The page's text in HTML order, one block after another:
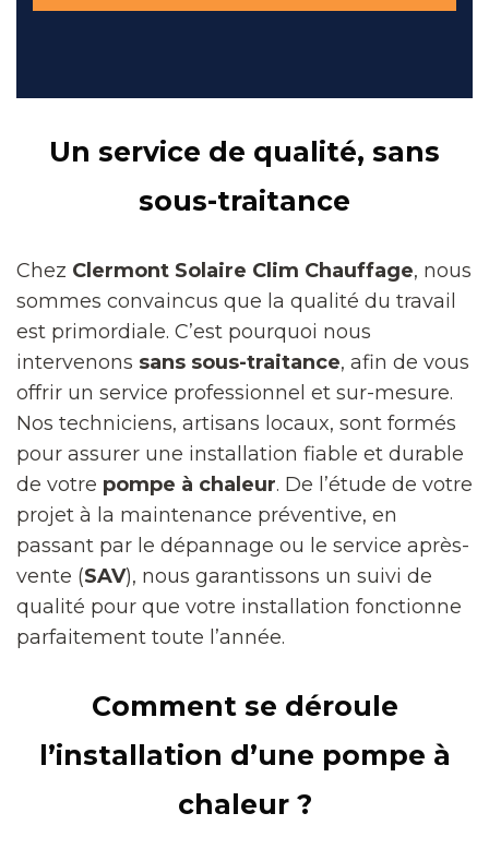
Un service de qualité, sans
sous-traitance
Chez Clermont Solaire Clim Chauffage, nous
sommes convaincus que la qualité du travail
est primordiale. C’est pourquoi nous
intervenons sans sous-traitance, afin de vous
offrir un service professionnel et sur-mesure.
Nos techniciens, artisans locaux, sont formés
pour assurer une installation fiable et durable
de votre pompe à chaleur. De l’étude de votre
projet à la maintenance préventive, en
passant par le dépannage ou le service après-
vente (SAV), nous garantissons un suivi de
qualité pour que votre installation fonctionne
parfaitement toute l’année.
Comment se déroule
l’installation d’une pompe à
chaleur ?